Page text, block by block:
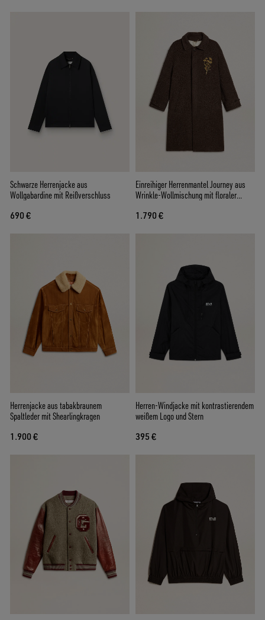
Schwarze Herrenjacke aus
Wollgabardine mit Reißverschluss
690 €
Einreihiger Herrenmantel Journey aus
Wrinkle-Wollmischung mit floraler
1.790 €
Herrenjacke aus tabakbraunem
Spaltleder mit Shearlingkragen
1.900 €
Herren-Windjacke mit kontrastierendem
weißem Logo und Stern
395 €